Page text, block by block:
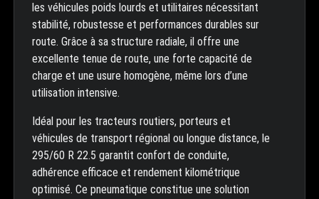
les véhicules poids lourds et utilitaires nécessitant
stabilité, robustesse et performances durables sur
route. Grâce à sa structure radiale, il offre une
excellente tenue de route, une forte capacité de
charge et une usure homogène, même lors d’une
utilisation intensive.
Idéal pour les tracteurs routiers, porteurs et
véhicules de transport régional ou longue distance, le
295/60 R 22.5 garantit confort de conduite,
adhérence efficace et rendement kilométrique
optimisé. Ce pneumatique constitue une solution